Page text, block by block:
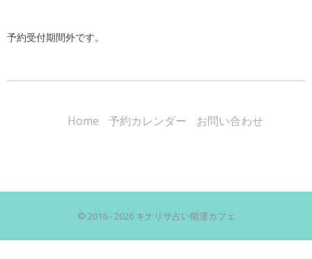
予約受付期間外です。
Home 予約カレンダー お問い合わせ
© 2016 - 2026 キナリサ占い開運カフェ